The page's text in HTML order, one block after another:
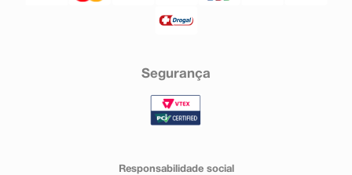
Segurança
Responsabilidade social